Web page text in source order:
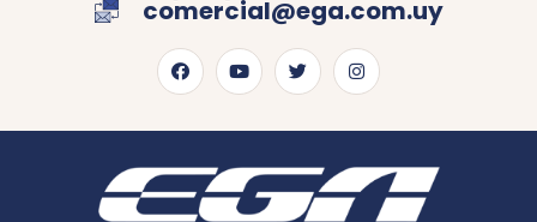
comercial@ega.com.uy